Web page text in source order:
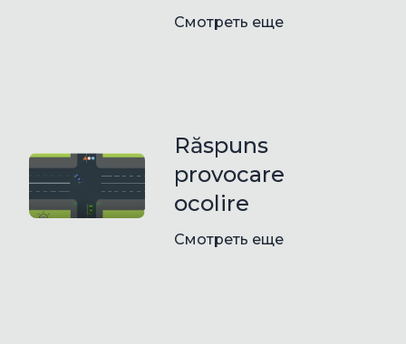
Смотреть еще
Răspuns
provocare
ocolire
Смотреть еще